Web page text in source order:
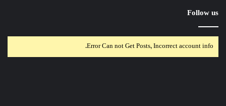
Follow us
Error Can not Get Posts, Incorrect account info.